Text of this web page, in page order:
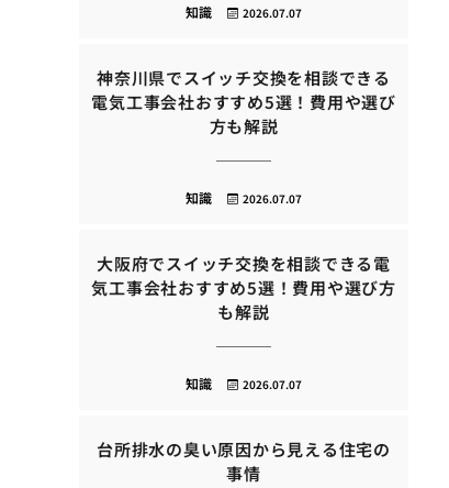
2026.07.07
知識
神奈川県でスイッチ交換を相談できる
電気工事会社おすすめ5選！費用や選び
方も解説
2026.07.07
知識
大阪府でスイッチ交換を相談できる電
気工事会社おすすめ5選！費用や選び方
も解説
2026.07.07
知識
台所排水の臭い原因から見える住宅の
事情